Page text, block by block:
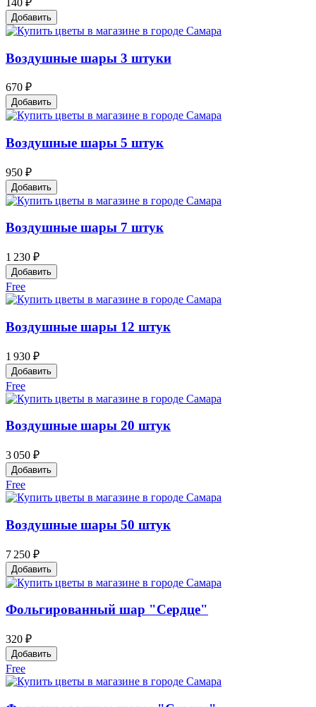
Добавить
Воздушные шары 3 штуки
670 ₽
Добавить
Воздушные шары 5 штук
950 ₽
Добавить
Воздушные шары 7 штук
1 230 ₽
Добавить
Free
Воздушные шары 12 штук
1 930 ₽
Добавить
Free
Воздушные шары 20 штук
3 050 ₽
Добавить
Free
Воздушные шары 50 штук
7 250 ₽
Добавить
Фольгированный шар "Сердце"
320 ₽
Добавить
Free